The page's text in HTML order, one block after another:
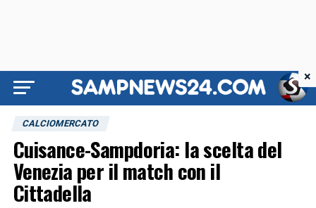
CALCIOMERCATO
Cuisance-Sampdoria: la scelta del
Venezia per il match con il
Cittadella
×